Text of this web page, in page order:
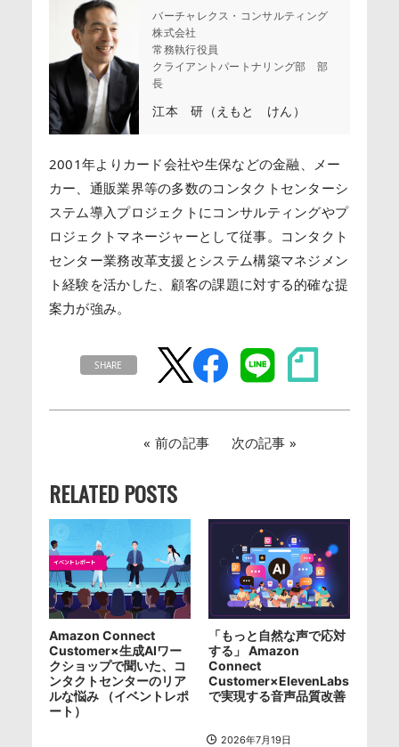
バーチャレクス・コンサルティング
株式会社
常務執行役員
クライアントパートナリング部 部
長
江本 研（えもと けん）
2001年よりカード会社や生保などの金融、メー
カー、通販業界等の多数のコンタクトセンターシ
ステム導入プロジェクトにコンサルティングやプ
ロジェクトマネージャーとして従事。コンタクト
センター業務改革支援とシステム構築マネジメン
ト経験を活かした、顧客の課題に対する的確な提
案力が強み。
SHARE
前の記事 次の記事
RELATED POSTS
Amazon Connect
Customer×生成AIワー
クショップで聞いた、コ
ンタクトセンターのリア
ルな悩み （イベントレポ
ート）
「もっと自然な声で応対
する」 Amazon
Connect
Customer×ElevenLabs
で実現する音声品質改善
2026年7月19日